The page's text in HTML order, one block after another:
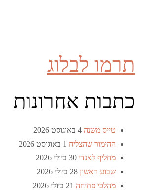
תרמו לבלוג
כתבות אחרונות
טייס משנה 4 באוגוסט 2026
ההימור שהצליח 1 באוגוסט 2026
מחליף לאנדי 30 ביולי 2026
שבוע ראשון 28 ביולי 2026
מהלכי פתיחה 21 ביולי 2026